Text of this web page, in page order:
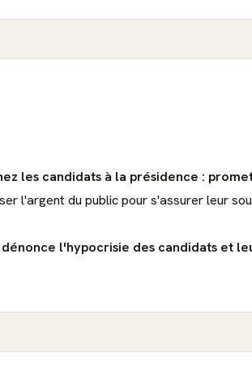
les candidats à la présidence :
l'argent du public pour s'assurer leur
l'hypocrisie des candidats et